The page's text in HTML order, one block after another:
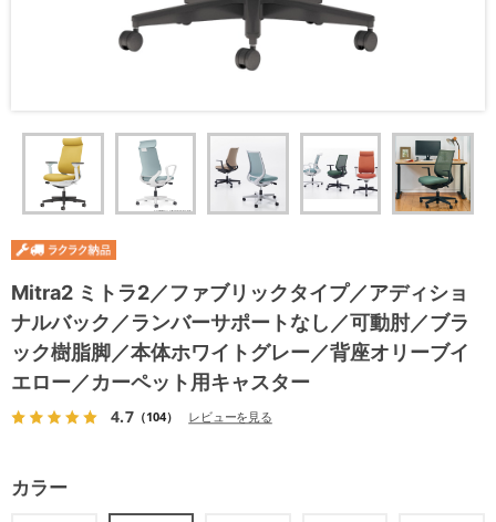
Mitra2 ミトラ2／ファブリックタイプ／アディショ
ナルバック／ランバーサポートなし／可動肘／ブラ
ック樹脂脚／本体ホワイトグレー／背座オリーブイ
エロー／カーペット用キャスター
4.7（104） レビューを見る
カラー